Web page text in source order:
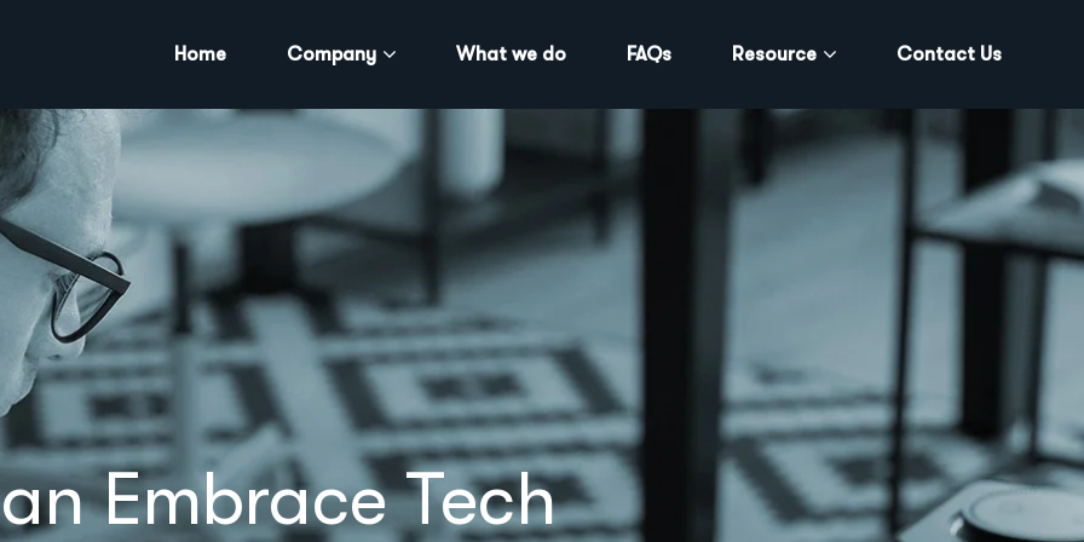
Home Company What we do FAQs Resource Contact Us
Embrace Tech